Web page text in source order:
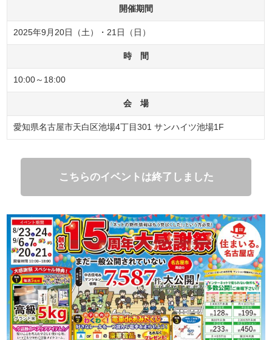
開催期間
2025年9月20日（土）・21日（日）
時 間
10:00～18:00
会 場
愛知県名古屋市天白区池場4丁目301 サンハイツ池場1F
こちらのイベントは終了しました